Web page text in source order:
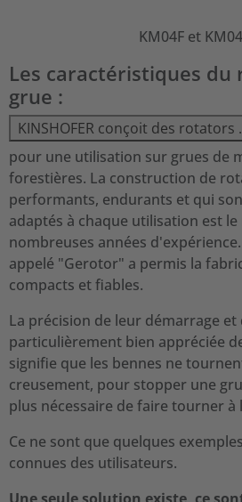
KM04F et
Les caractéristiques
grue :
KINSHOFER conçoit des rotators
pour une utilisation sur grues de
forestières. La construction de
performants, endurants et qui
adaptés à chaque utilisation est
nombreuses années
appelé "Gerotor" a permis la
compacts et fiables.
La précision de leur démarrage
particulièrement bien appréciée
signifie que les bennes ne
creusement, pour stopper une
plus nécessaire de faire tourner à
Ce ne sont que quelques
connues des utilisateurs.